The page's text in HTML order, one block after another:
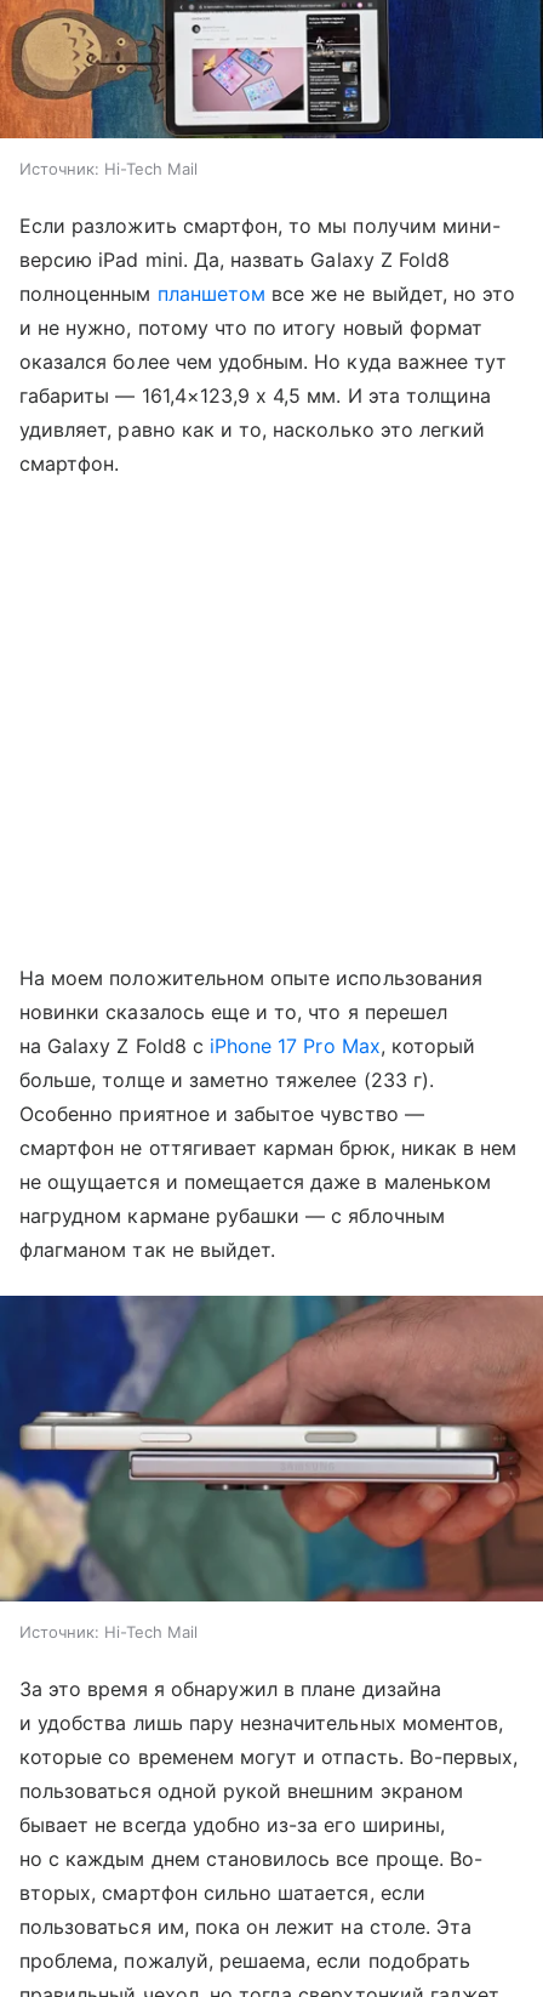
Источник: Hi-Tech Mail
Если разложить смартфон, то мы получим мини-
версию iPad mini. Да, назвать Galaxy Z Fold8
полноценным планшетом все же не выйдет, но это
и не нужно, потому что по итогу новый формат
оказался более чем удобным. Но куда важнее тут
габариты — 161,4×123,9 x 4,5 мм. И эта толщина
удивляет, равно как и то, насколько это легкий
смартфон.
На моем положительном опыте использования
новинки сказалось еще и то, что я перешел
на Galaxy Z Fold8 с iPhone 17 Pro Max, который
больше, толще и заметно тяжелее (233 г).
Особенно приятное и забытое чувство —
смартфон не оттягивает карман брюк, никак в нем
не ощущается и помещается даже в маленьком
нагрудном кармане рубашки — с яблочным
флагманом так не выйдет.
Источник: Hi-Tech Mail
За это время я обнаружил в плане дизайна
и удобства лишь пару незначительных моментов,
которые со временем могут и отпасть. Во-первых,
пользоваться одной рукой внешним экраном
бывает не всегда удобно из-за его ширины,
но с каждым днем становилось все проще. Во-
вторых, смартфон сильно шатается, если
пользоваться им, пока он лежит на столе. Эта
проблема, пожалуй, решаема, если подобрать